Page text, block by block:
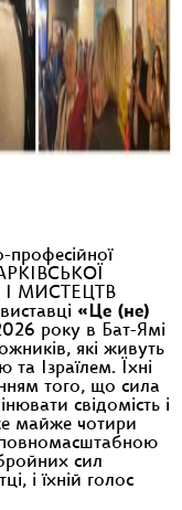
професійної
МИСТЕЦТВ
«Це (не)
року в Бат-Ямі
які живуть
Ізраїлем. Їхні
того, що сила
свідомість і
майже чотири
сил
і їхній голос